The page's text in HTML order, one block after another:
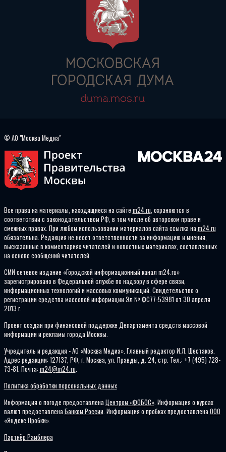
© АО "Москва Медиа"
Все права на материалы, находящиеся на сайте m24.ru, охраняются в
соответствии с законодательством РФ, в том числе об авторском праве и
смежных правах. При любом использовании материалов сайта ссылка наm24.ru
обязательна. Редакция не несет ответственности за информацию и мнения,
высказанные в комментариях читателей и новостных материалах, составленных
на основе сообщений читателей.
СМИ сетевое издание «Городской информационный канал m24.ru»
зарегистрировано в Федеральной службе по надзору в сфере связи,
информационных технологий и массовых коммуникаций. Свидетельство о
регистрации средства массовой информации Эл № ФС77-53981 от 30 апреля
2013 г.
Проект создан при финансовой поддержке Департамента средств массовой
информации и рекламы города Москвы.
Учредитель и редакция - АО «Москва Медиа». Главный редактор И.Л. Шестаков.
Адрес редакции: 127137, РФ, г. Москва, ул. Правды, д. 24, стр. Тел.: +7 (495) 728-
73-81. Почта: m24@m24.ru.
Политика обработки персональных данных
Информация о погоде предоставленаЦентром «ФОБОС». Информация о курсах
валют предоставленаБанком России. Информация о пробках предоставленаООО
«Яндекс.Пробки».
Партнёр Рамблера